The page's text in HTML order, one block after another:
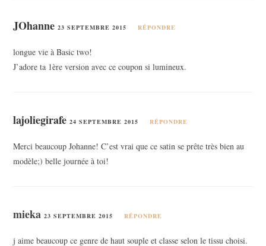
JOhanne 23 SEPTEMBRE 2015 RÉPONDRE
longue vie à Basic two!
J’adore ta 1ère version avec ce coupon si lumineux.
lajoliegirafe 24 SEPTEMBRE 2015 RÉPONDRE
Merci beaucoup Johanne! C’est vrai que ce satin se prête très bien au
modèle;) belle journée à toi!
mieka23 SEPTEMBRE 2015 RÉPONDRE
j aime beaucoup ce genre de haut souple et classe selon le tissu choisi.